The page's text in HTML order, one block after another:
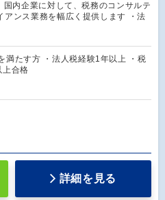
内企業に対して、税務のコンサルテ
アンス業務を幅広く提供します ・法
満たす方 ・法人税経験1年以上 ・税
上合格
詳細を見る